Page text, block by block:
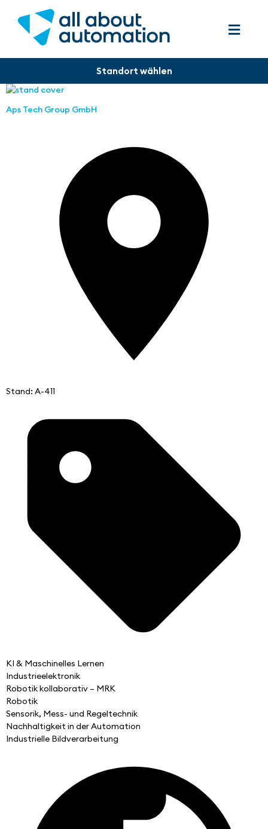
Aps Tech Group GmbH
Stand: A-411
KI & Maschinelles Lernen
Industrieelektronik
Robotik kollaborativ – MRK
Robotik
Sensorik, Mess- und Regeltechnik
Nachhaltigkeit in der Automation
Industrielle Bildverarbeitung